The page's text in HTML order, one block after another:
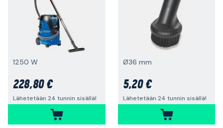
1250 W
228,80 €
Lähetetään 24 tunnin sisällä!
Ø36 mm
5,20 €
Lähetetään 24 tunnin sisällä!